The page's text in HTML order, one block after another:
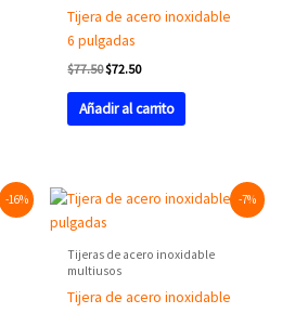
Tijera de acero inoxidable
6 pulgadas
$77.50$72.50
Añadir al carrito
-16% -7%
Tijeras de acero inoxidable
multiusos
Tijera de acero inoxidable
Original
$101.88.
Current
$95.00.